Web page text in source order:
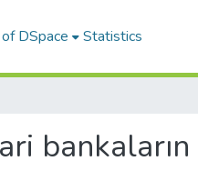
DSpace Statistics